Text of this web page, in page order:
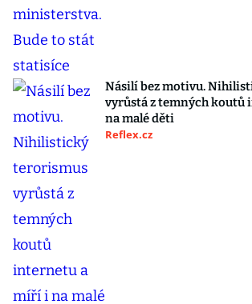
Násilí bez motivu.
vyrůstá z temných
na malé děti
Reflex.cz